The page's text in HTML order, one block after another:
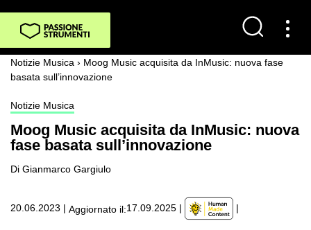
Notizie Musica › Moog Music acquisita da InMusic: nuova fase
basata sull’innovazione
Notizie Musica
Moog Music acquisita da InMusic: nuova
fase basata sull’innovazione
Di Gianmarco Gargiulo
20.06.2023 | Aggiornato il:17.09.2025 | |